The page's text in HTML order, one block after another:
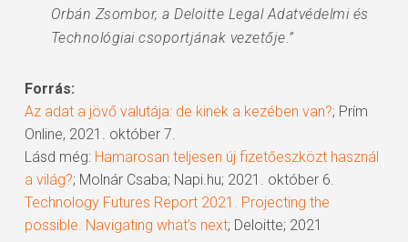
Orbán Zsombor, a Deloitte Legal Adatvédelmi és
Technológiai csoportjának vezetője.”
Forrás:
Az adat a jövő valutája: de kinek a kezében van?; Prím
Online, 2021. október 7.
Lásd még: Hamarosan teljesen új fizetőeszközt használ
a világ?; Molnár Csaba; Napi.hu; 2021. október 6.
Technology Futures Report 2021. Projecting the
possible. Navigating what’s next; Deloitte; 2021